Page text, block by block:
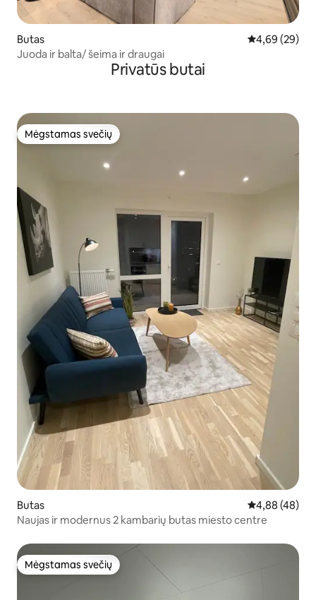
Butas Vidutinis
4,69 (29)
Juoda ir balta/ šeima ir draugai
Privatūs butai
Mėgstamas svečių
Mėgstamas svečių
Butas Vidutinis
4,88 (48)
Naujas ir modernus 2 kambarių butas miesto centre
Mėgstamas svečių
Mėgstamas svečių